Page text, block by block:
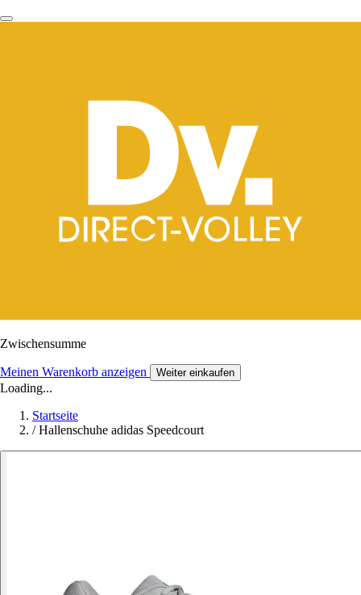
Zwischensumme
Meinen Warenkorb anzeigen Weiter einkaufen
Loading...
Startseite
/ Hallenschuhe adidas Speedcourt